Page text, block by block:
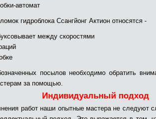
автомат
гидроблока Ссангйонг Актион относятся -
между скоростями
посылов необходимо обратить
за помощью.
Индивидуальный подход
работ наши опытные мастера не следуют